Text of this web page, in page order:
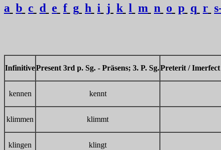
a b c d e f g h i j k l m n o p q r
InfinitivePresent 3rd p. Sg. - Präsens; 3. P. Sg.Preterit /
kennen kennt
klimmen klimmt
klingen klingt